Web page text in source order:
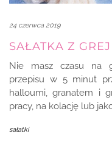
24 czerwca 2019
SAŁATKA Z
Nie masz czasu na
przepisu w 5 minut
halloumi, granatem i
pracy, na kolację lub
sałatki